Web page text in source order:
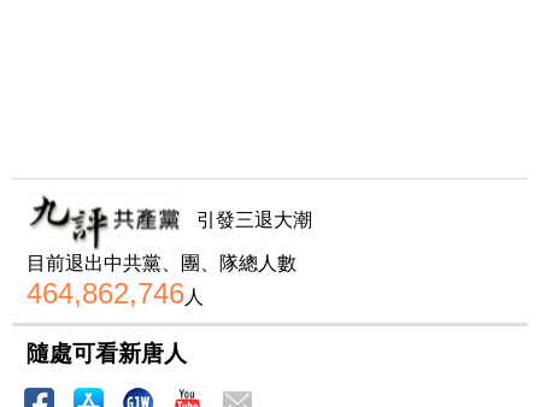
引發三退大潮
目前退出中共黨、團、隊總人數
464,862,746人
隨處可看新唐人